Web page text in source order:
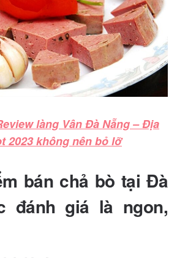
làng Vân Đà Nẵng – Địa
2023 không nên bỏ lỡ
bán chả bò tại Đà
đánh giá là ngon,